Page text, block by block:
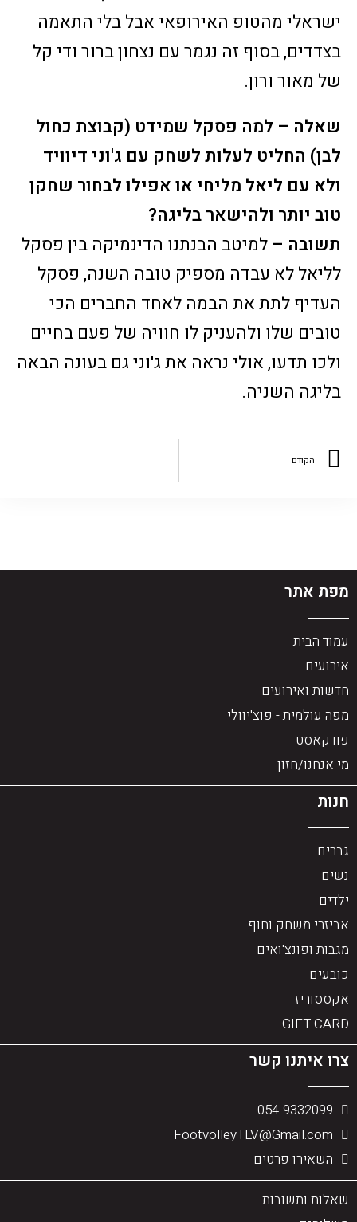
ישראלי מהטופ האירופאי אבל בלי התאמה
בצדדים, בסוף זה נגמר עם נצחון ברור ודי קל
של מאור ורון.
שאלה – למה פסקל שמידט (קבוצת כחול
לבן) החליט לעלות לשחק עם ג'וני דיוויד
ולא עם ליאל מליחי או אפילו לבחור שחקן
טוב יותר ולהישאר בליגה?
תשובה – למיטב הבנתנו הדינמיקה בין פסקל
לליאל לא עבדה מספיק טובה השנה, פסקל
העדיף לתת את הבמה לאחד החברים הכי
טובים שלו ולהעניק לו חוויה של פעם בחיים
ולכו תדעו, אולי נראה את ג'וני גם בעונה הבאה
בליגה השניה.
הקודם
מפת אתר
עמוד הבית
אירועים
חדשות ואירועים
מפה עולמית - פוצ'יוולי
פודקאסט
מי אנחנו/חזון
חנות
גברים
נשים
ילדים
אביזרי משחק וחוף
מגבות ופונצ'ואים
כובעים
אקססוריז
GIFT CARD
צרו איתנו קשר
054-9332099
FootvolleyTLV@Gmail.com
השאירו פרטים
שאלות ותשובות